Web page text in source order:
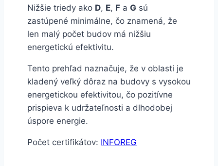
Nižšie triedy ako D, E, F a G sú
zastúpené minimálne, čo znamená, že
len malý počet budov má nižšiu
energetickú efektivitu.
Tento prehľad naznačuje, že v oblasti je
kladený veľký dôraz na budovy s vysokou
energetickou efektivitou, čo pozitívne
prispieva k udržateľnosti a dlhodobej
úspore energie.
Počet certifikátov: INFOREG